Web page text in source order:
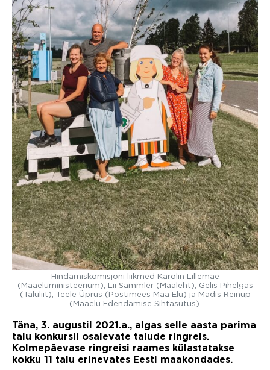
Hindamiskomisjoni liikmed Karolin Lillemäe
(Maaeluministeerium), Lii Sammler (Maaleht), Gelis Pihelgas
(Taluliit), Teele Üprus (Postimees Maa Elu) ja Madis Reinup
(Maaelu Edendamise Sihtasutus).
Täna, 3. augustil 2021.a., algas selle aasta parima
talu konkursil osalevate talude ringreis.
Kolmepäevase ringreisi raames külastatakse
kokku 11 talu erinevates Eesti maakondades.